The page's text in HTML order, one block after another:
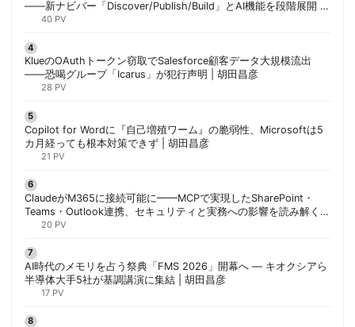
——新ナビバー「Discover/Publish/Build」とAI機能を段階展開 |
胡田昌彦
40 PV
KlueのOAuthトークン窃取でSalesforce顧客データ大規模流出
——恐喝グループ「Icarus」が犯行声明 | 胡田昌彦
28 PV
Copilot for Wordに『自己増殖ワーム』の脆弱性、Microsoftは5
カ月経っても根本対策できず | 胡田昌彦
21 PV
ClaudeがM365に接続可能に——MCPで実現したSharePoint・
Teams・Outlook連携、セキュリティと実務への影響を読み解く |
胡田昌彦
20 PV
AI時代のメモリを占う祭典「FMS 2026」開幕へ ― キオクシアら
半導体大手5社が基調講演に集結 | 胡田昌彦
17 PV